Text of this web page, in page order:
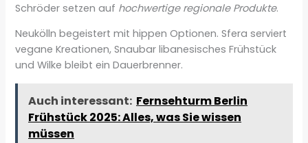
Schröder setzen auf hochwertige regionale Produkte.
Neukölln begeistert mit hippen Optionen. Sfera serviert
vegane Kreationen, Snaubar libanesisches Frühstück
und Wilke bleibt ein Dauerbrenner.
Auch interessant: Fernsehturm Berlin
Frühstück 2025: Alles, was Sie wissen
müssen